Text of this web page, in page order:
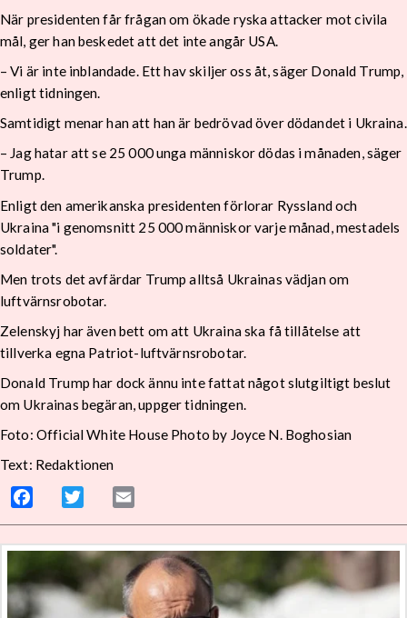
När presidenten får frågan om ökade ryska attacker mot civila
mål, ger han beskedet att det inte angår USA.
– Vi är inte inblandade. Ett hav skiljer oss åt, säger Donald Trump,
enligt tidningen.
Samtidigt menar han att han är bedrövad över dödandet i Ukraina.
– Jag hatar att se 25 000 unga människor dödas i månaden, säger
Trump.
Enligt den amerikanska presidenten förlorar Ryssland och
Ukraina "i genomsnitt 25 000 människor varje månad, mestadels
soldater".
Men trots det avfärdar Trump alltså Ukrainas vädjan om
luftvärnsrobotar.
Zelenskyj har även bett om att Ukraina ska få tillåtelse att
tillverka egna Patriot-luftvärnsrobotar.
Donald Trump har dock ännu inte fattat något slutgiltigt beslut
om Ukrainas begäran, uppger tidningen.
Foto: Official White House Photo by Joyce N. Boghosian
Text: Redaktionen
Facebook Twitter